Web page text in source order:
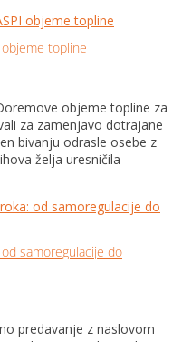
topline
objeme topline za
za zamenjavo dotrajane
bivanju odrasle osebe z
želja uresničila
samoregulacije do
predavanje z naslovom